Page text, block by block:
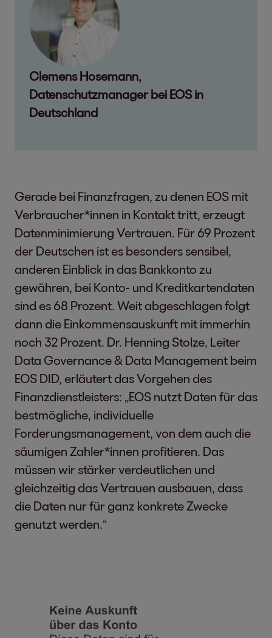
Clemens Hosemann,
Datenschutzmanager bei EOS in
Deutschland
Gerade bei Finanzfragen, zu denen EOS mit
Verbraucher*innen in Kontakt tritt, erzeugt
Datenminimierung Vertrauen. Für 69 Prozent
der Deutschen ist es besonders sensibel,
anderen Einblick in das Bankkonto zu
gewähren, bei Konto- und Kreditkartendaten
sind es 68 Prozent. Weit abgeschlagen folgt
dann die Einkommensauskunft mit immerhin
noch 32 Prozent. Dr. Henning Stolze, Leiter
Data Governance & Data Management beim
EOS DID, erläutert das Vorgehen des
Finanzdienstleisters: „EOS nutzt Daten für das
bestmögliche, individuelle
Forderungsmanagement, von dem auch die
säumigen Zahler*innen profitieren. Das
müssen wir stärker verdeutlichen und
gleichzeitig das Vertrauen ausbauen, dass
die Daten nur für ganz konkrete Zwecke
genutzt werden.“